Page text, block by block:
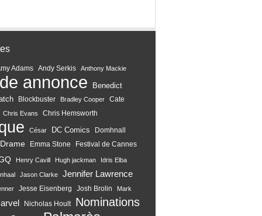
Adams Andy Serkis Anthony Mackie
annonce
Benedict
Blockbuster Bradley Cooper
Cate
Chris Evans Chris Hemsworth
César DC Comics
Domhnall
Drame Emma Stone Festival de Cannes
Henry Cavill Hugh jackman Idris Elba
Jason Clarke Jennifer Lawrence
Jesse Eisenberg Josh Brolin Mark
Nicholas Hoult Nominations